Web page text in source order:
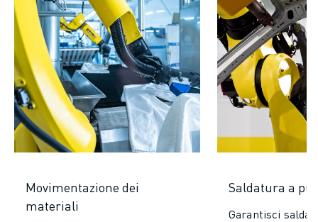
Movimentazione dei
materiali
Saldatura a
Garantisci